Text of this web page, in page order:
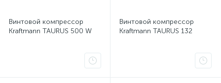
Винтовой компрессор
Kraftmann TAURUS 500 W
Винтовой компрессор
Kraftmann TAURUS 132